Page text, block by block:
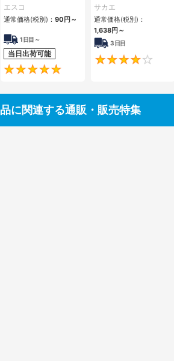
4
エスコ
通常価格(税別)： 90 円 ～
1日目～
当日出荷可能
サカエ
通常価格(税別)：
1,638円 ～
3日目
に関連する通販・販売特集